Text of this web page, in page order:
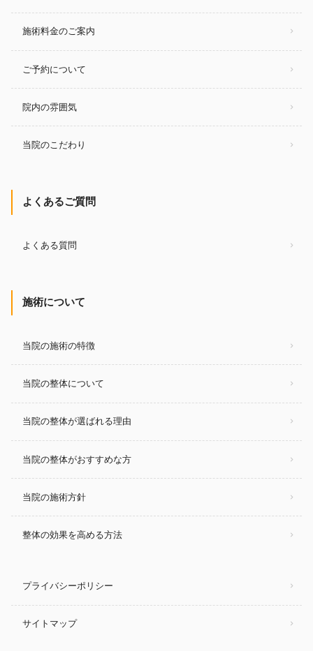
施術料金のご案内
ご予約について
院内の雰囲気
当院のこだわり
よくあるご質問
よくある質問
施術について
当院の施術の特徴
当院の整体について
当院の整体が選ばれる理由
当院の整体がおすすめな方
当院の施術方針
整体の効果を高める方法
プライバシーポリシー
サイトマップ